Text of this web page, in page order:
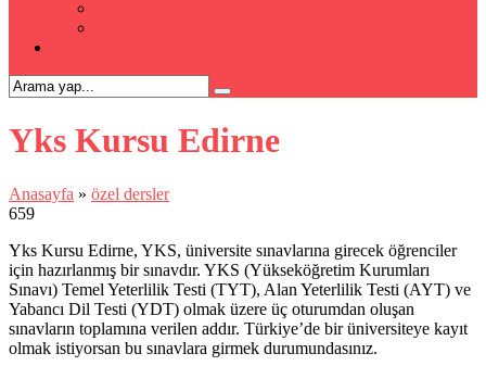
Yks Kursu Edirne
Anasayfa » özel dersler
659
Yks Kursu Edirne, YKS, üniversite sınavlarına girecek öğrenciler
için hazırlanmış bir sınavdır. YKS (Yükseköğretim Kurumları
Sınavı) Temel Yeterlilik Testi (TYT), Alan Yeterlilik Testi (AYT) ve
Yabancı Dil Testi (YDT) olmak üzere üç oturumdan oluşan
sınavların toplamına verilen addır. Türkiye’de bir üniversiteye kayıt
olmak istiyorsan bu sınavlara girmek durumundasınız.